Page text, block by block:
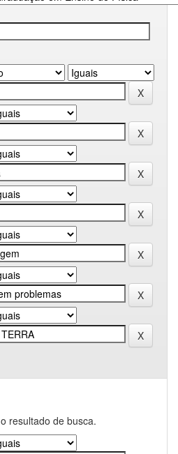
resultado de busca.